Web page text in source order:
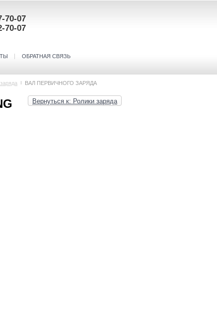
70-07
70-07
ОБРАТНАЯ СВЯЗЬ
ВАЛ ПЕРВИЧНОГО ЗАРЯДА
Вернуться к: Ролики заряда